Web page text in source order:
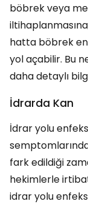
böbrek veya
hatta böbrek
yol açabilir. Bu
daha detaylı
İdrarda Kan
İdrar yolu
fark edildiği
hekimlerle
idrar yolu